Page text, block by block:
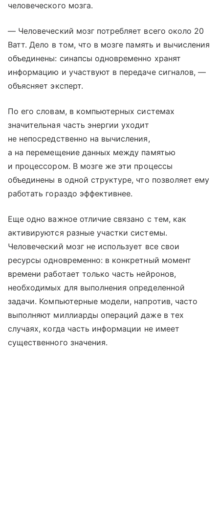
человеческого мозга.
— Человеческий мозг потребляет всего около 20
Ватт. Дело в том, что в мозге память и вычисления
объединены: синапсы одновременно хранят
информацию и участвуют в передаче сигналов, —
объясняет эксперт.
По его словам, в компьютерных системах
значительная часть энергии уходит
не непосредственно на вычисления,
а на перемещение данных между памятью
и процессором. В мозге же эти процессы
объединены в одной структуре, что позволяет ему
работать гораздо эффективнее.
Еще одно важное отличие связано с тем, как
активируются разные участки системы.
Человеческий мозг не использует все свои
ресурсы одновременно: в конкретный момент
времени работает только часть нейронов,
необходимых для выполнения определенной
задачи. Компьютерные модели, напротив, часто
выполняют миллиарды операций даже в тех
случаях, когда часть информации не имеет
существенного значения.